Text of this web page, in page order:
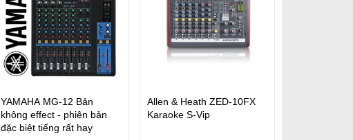
YAMAHA MG-12 Bản
không effect - phiên bản
đặc biệt tiếng rất hay
Allen & Heath ZED-10FX
Karaoke S-Vip